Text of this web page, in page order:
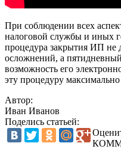
При соблюдении всех
налоговой службы и иных
процедура закрытия ИП не
осложнений, а
возможность его
эту процедуру
Автор:
Иван Иванов
Поделись статьей: